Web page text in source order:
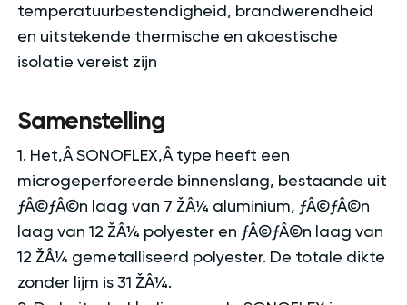
temperatuurbestendigheid, brandwerendheid
en uitstekende thermische en akoestische
isolatie vereist zijn
Samenstelling
1. Het‚Â SONOFLEX‚Â type heeft een
microgeperforeerde binnenslang, bestaande uit
ƒÂ©ƒÂ©n laag van 7 ŽÂ¼ aluminium, ƒÂ©ƒÂ©n
laag van 12 ŽÂ¼ polyester en ƒÂ©ƒÂ©n laag van
12 ŽÂ¼ gemetalliseerd polyester. De totale dikte
zonder lijm is 31 ŽÂ¼.